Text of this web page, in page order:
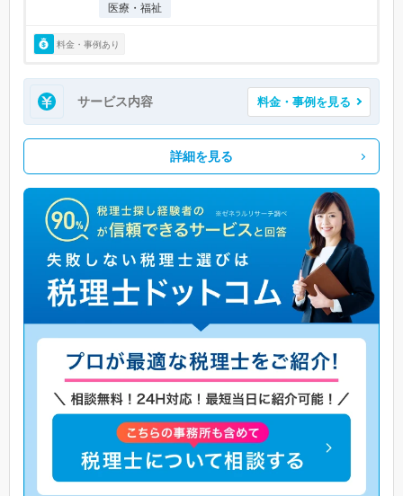
医療・福祉
料金・事例あり
サービス内容 料金・事例を見る
詳細を見る